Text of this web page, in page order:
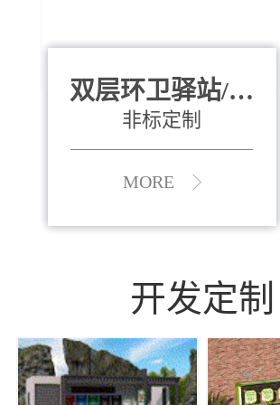
全运会垃圾桶
（广州）
880*400*970mm
MORE
双层环卫驿站/资
源收集中心
非标定制
MORE
开发定制